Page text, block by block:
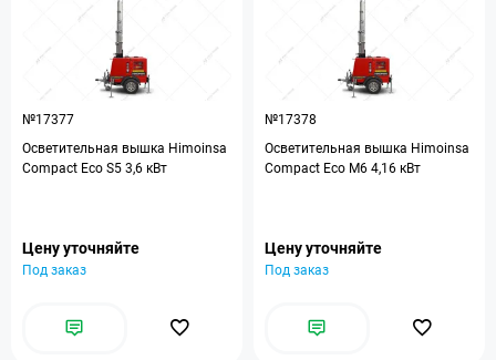
№17377
Осветительная вышка Himoinsa
Compact Eco S5 3,6 кВт
Цену уточняйте
Под заказ
№17378
Осветительная вышка Himoinsa
Compact Eco M6 4,16 кВт
Цену уточняйте
Под заказ